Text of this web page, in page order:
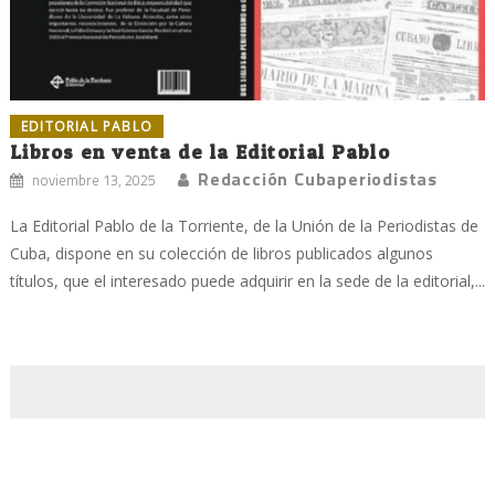
EDITORIAL PABLO
Libros en venta de la Editorial Pablo
noviembre 13, 2025 Redacción Cubaperiodistas
La Editorial Pablo de la Torriente, de la Unión de la Periodistas de
Cuba, dispone en su colección de libros publicados algunos
títulos, que el interesado puede adquirir en la sede de la editorial,...